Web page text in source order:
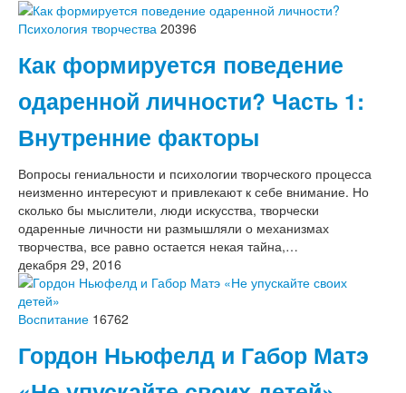
Психология творчества 20396
Как формируется поведение
одаренной личности? Часть 1:
Внутренние факторы
Вопросы гениальности и психологии творческого процесса
неизменно интересуют и привлекают к себе внимание. Но
сколько бы мыслители, люди искусства, творчески
одаренные личности ни размышляли о механизмах
творчества, все равно остается некая тайна,…
декабря 29, 2016
Воспитание 16762
Гордон Ньюфелд и Габор Матэ